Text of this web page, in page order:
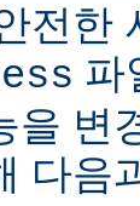
전한
파
을 변
다음